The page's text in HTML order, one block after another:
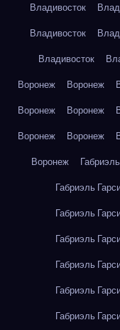
Владивосток
Владивосток
Владивосток
Воронеж
Воронеж
Воронеж
Воронеж
Воронеж
Воронеж
Воронеж
Габриэль
Габриэль
Габриэль
Габриэль
Габриэль
Габриэль